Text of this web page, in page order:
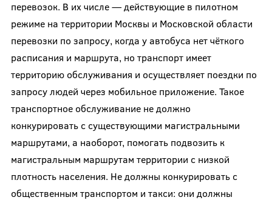
перевозок. В их числе — действующие в пилотном
режиме на территории Москвы и Московской области
перевозки по запросу, когда у автобуса нет чёткого
расписания и маршрута, но транспорт имеет
территорию обслуживания и осуществляет поездки по
запросу людей через мобильное приложение. Такое
транспортное обслуживание не должно
конкурировать с существующими магистральными
маршрутами, а наоборот, помогать подвозить к
магистральным маршрутам территории с низкой
плотность населения. Не должны конкурировать с
общественным транспортом и такси: они должны